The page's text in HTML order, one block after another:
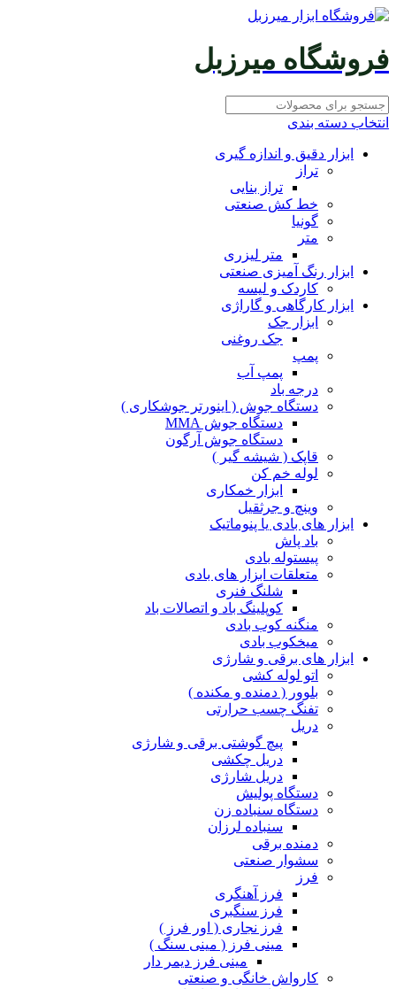
فروشگاه میرزبل
انتخاب دسته بندی
ابزار دقیق و اندازه گیری
تراز
تراز بنایی
خط کش صنعتی
گونیا
متر
متر لیزری
ابزار رنگ آمیزی صنعتی
کاردک و لیسه
ابزار کارگاهی و گاراژی
ابزار جک
جک روغنی
پمپ
پمپ آب
درجه باد
دستگاه جوش ( اینورتر جوشکاری )
دستگاه جوش MMA
دستگاه جوش آرگون
قاپک ( شیشه گیر )
لوله خم کن
ابزار خمکاری
وینچ و جرثقیل
ابزار های بادی یا پنوماتیک
باد پاش
پیستوله بادی
متعلقات ابزار های بادی
شلنگ فنری
کوپلینگ باد و اتصالات باد
منگنه کوب بادی
میخکوب بادی
ابزار های برقی و شارژی
اتو لوله کشی
بلوور ( دمنده و مکنده )
تفنگ چسب حرارتی
دریل
پیچ گوشتی برقی و شارژی
دریل چکشی
دریل شارژی
دستگاه پولیش
دستگاه سنباده زن
سنباده لرزان
دمنده برقی
سشوار صنعتی
فرز
فرز آهنگری
فرز سنگبری
فرز نجاری ( اور فرز )
مینی فرز ( مینی سنگ )
مینی فرز دیمر دار
کارواش خانگی و صنعتی